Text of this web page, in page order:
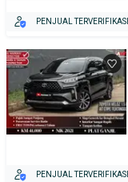
PENJUAL TERVERIFIKASI
PENJUAL TERVERIFIKASI